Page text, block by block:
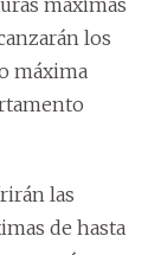
los
máxima
las
de hasta